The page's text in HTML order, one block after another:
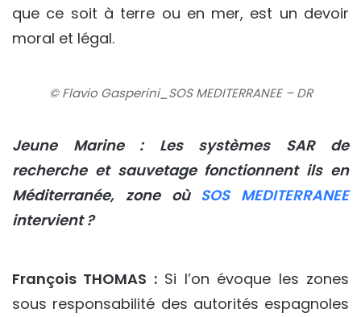
que ce soit à terre ou en mer, est un devoir
moral et légal.
© Flavio Gasperini_SOS MEDITERRANEE – DR
Jeune Marine : Les systèmes SAR de
recherche et sauvetage fonctionnent ils en
Méditerranée, zone où SOS MEDITERRANEE
intervient ?
François THOMAS :Si l’on évoque les zones
sous responsabilité des autorités espagnoles